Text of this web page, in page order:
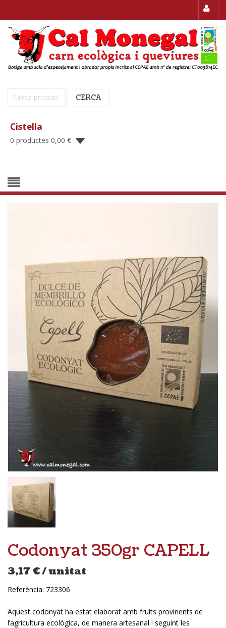
Cerca: CERCA
Cistella
0 productes 0,00 €
Codonyat 350gr CAPELL
3,17€/ unitat
Referència: 723306
Aquest codonyat ha estat elaborat amb fruits provinents de
l’agricultura ecològica, de manera artesanal i seguint les